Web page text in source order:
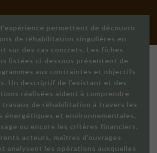
permettent de découvrir
de réhabilitation singulières en
sur des cas concrets. Les fiches
listées ci-dessous présentent de
aux contraintes et objectifs
Un descriptif de l'existant et des
réalisées aident à comprendre
travaux de réhabilitation à travers les
énergétiques et environnementales,
ou encore les critères financiers.
acteurs, maîtres d'ouvrages
analysent les opérations auxquelles